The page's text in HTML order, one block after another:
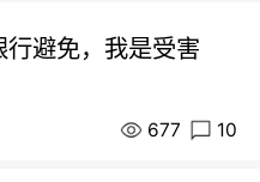
避免，我是受害
677 10